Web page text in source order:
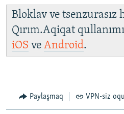
Bloklav ve tsenzurasız
Qırım.Aqiqat
iOS ve Android.
Paylaşmaq VPN-siz